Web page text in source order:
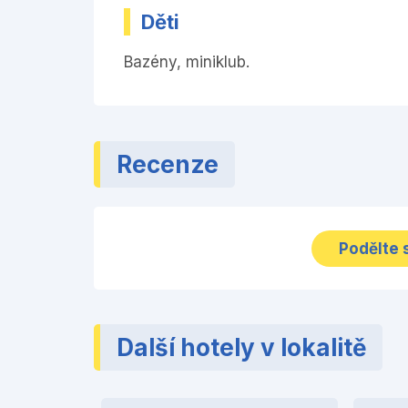
Děti
Bazény, miniklub.
Recenze
Podělte
Další hotely v lokalitě